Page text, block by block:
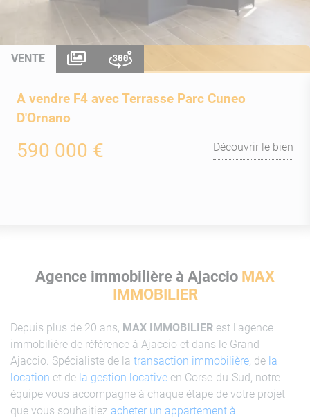
VENTE
A vendre F4 avec Terrasse Parc Cuneo
D'Ornano
590 000 € Découvrir le bien
Agence immobilière à Ajaccio MAX
IMMOBILIER
Depuis plus de 20 ans, MAX IMMOBILIER est l'agence
immobilière de référence à Ajaccio et dans le Grand
Ajaccio. Spécialiste de la transaction immobilière, de la
location et de la gestion locative en Corse-du-Sud, notre
équipe vous accompagne à chaque étape de votre projet
que vous souhaitiez acheter un appartement à